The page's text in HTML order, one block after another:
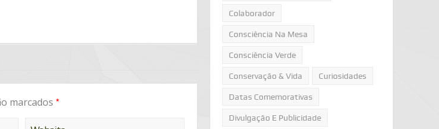
marcados *
Colaborador
Consciência Na Mesa
Consciência Verde
Conservação & Vida Curiosidades
Datas Comemorativas
Divulgação E Publicidade